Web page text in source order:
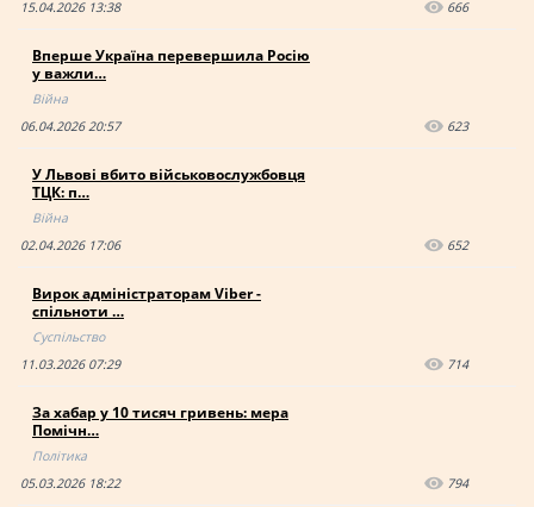
15.04.2026 13:38 666
Вперше Україна перевершила Росію
у важли…
Війна
06.04.2026 20:57
623
У Львові вбито військовослужбовця
ТЦК: п…
Війна
02.04.2026 17:06
652
Вирок адміністраторам Viber -
спільноти …
Суспільство
11.03.2026 07:29
714
За хабар у 10 тисяч гривень: мера
Помічн…
Політика
05.03.2026 18:22
794